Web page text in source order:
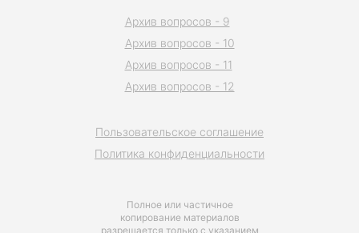
Полное или частичное
копирование материалов
разрешается только с указанием
Пользовательское соглашение
Политика конфиденциальности
Архив вопросов - 9
Архив вопросов - 10
Архив вопросов - 11
Архив вопросов - 12